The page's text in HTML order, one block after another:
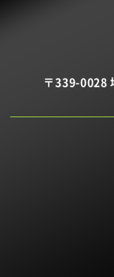
〒339-0028